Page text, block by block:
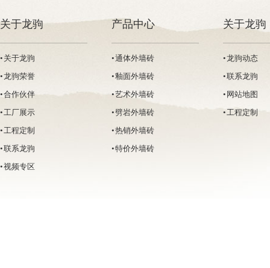
关于龙驹
• 关于龙驹
• 龙驹荣誉
• 合作伙伴
• 工厂展示
• 工程定制
• 联系龙驹
• 视频专区
产品中心
• 通体外墙砖
• 釉面外墙砖
• 艺术外墙砖
• 劈岩外墙砖
• 热销外墙砖
• 特价外墙砖
关于龙驹
• 龙驹动态
• 联系龙驹
• 网站地图
• 工程定制